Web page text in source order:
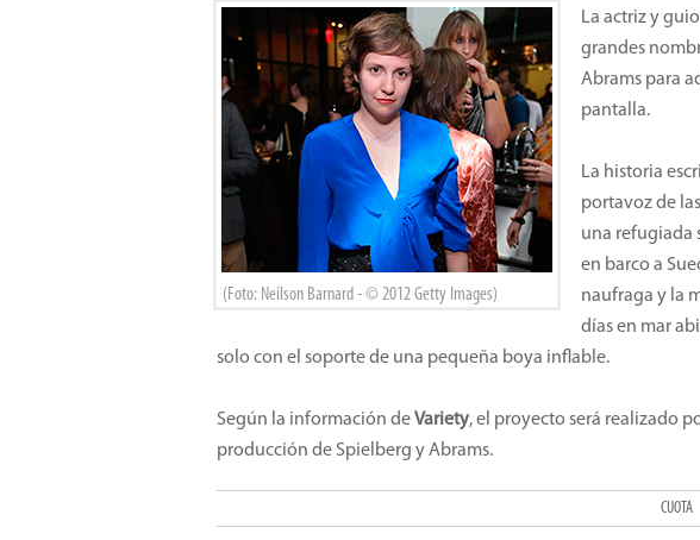
(Foto: Neilson Barnard - © 2012 Getty Images)
La actriz y
grandes
Abrams para
pantalla.
La historia
portavoz de
una refugiada
en barco a
naufraga y la
días en mar
solo con el soporte de una pequeña boya inflable.
Según la información deVariety, el proyecto será realizado
producción de Spielberg y Abrams.
CUOTA